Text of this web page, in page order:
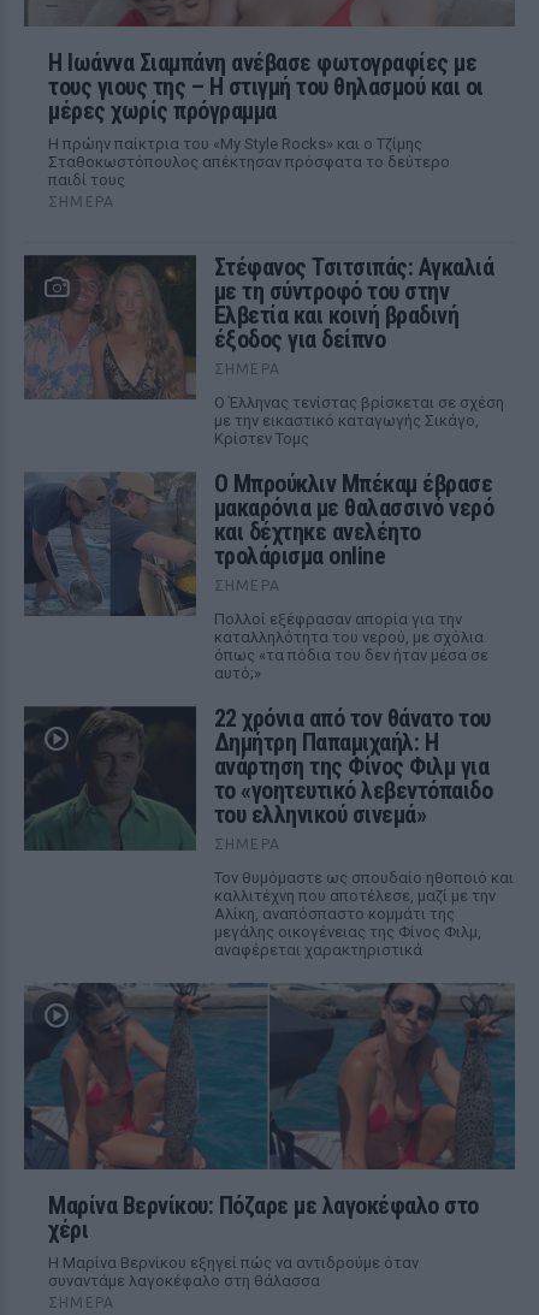
H Ιωάννα Σιαμπάνη ανέβασε φωτογραφίες με
τους γιους της – Η στιγμή του θηλασμού και οι
μέρες χωρίς πρόγραμμα
Η πρώην παίκτρια του «My Style Rocks» και ο Τζίμης
Σταθοκωστόπουλος απέκτησαν πρόσφατα το δεύτερο
παιδί τους
ΣΉΜΕΡΑ
Στέφανος Τσιτσιπάς: Αγκαλιά
με τη σύντροφό του στην
Ελβετία και κοινή βραδινή
έξοδος για δείπνο
ΣΉΜΕΡΑ
Ο Έλληνας τενίστας βρίσκεται σε σχέση
με την εικαστικό καταγωγής Σικάγο,
Κρίστεν Τομς
Ο Μπρούκλιν Μπέκαμ έβρασε
μακαρόνια με θαλασσινό νερό
και δέχτηκε ανελέητο
τρολάρισμα online
ΣΉΜΕΡΑ
Πολλοί εξέφρασαν απορία για την
καταλληλότητα του νερού, με σχόλια
όπως «τα πόδια του δεν ήταν μέσα σε
αυτό;»
22 χρόνια από τον θάνατο του
Δημήτρη Παπαμιχαήλ: Η
ανάρτηση της Φίνος Φιλμ για
το «γοητευτικό λεβεντόπαιδο
του ελληνικού σινεμά»
ΣΉΜΕΡΑ
Τον θυμόμαστε ως σπουδαίο ηθοποιό και
καλλιτέχνη που αποτέλεσε, μαζί με την
Αλίκη, αναπόσπαστο κομμάτι της
μεγάλης οικογένειας της Φίνος Φιλμ,
αναφέρεται χαρακτηριστικά
Μαρίνα Βερνίκου: Πόζαρε με λαγοκέφαλο στο
χέρι
Η Μαρίνα Βερνίκου εξηγεί πώς να αντιδρούμε όταν
συναντάμε λαγοκέφαλο στη θάλασσα
ΣΉΜΕΡΑ